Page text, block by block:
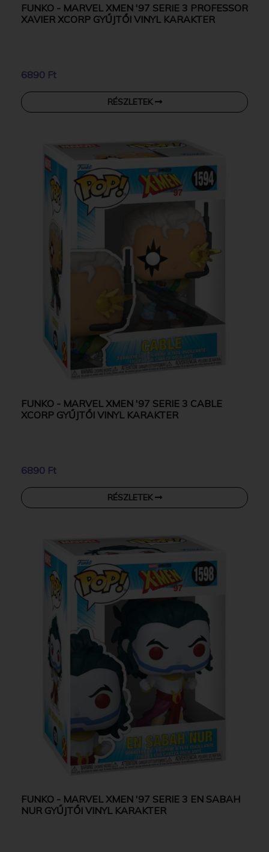
FUNKO - MARVEL XMEN '97 SERIE 3 PROFESSOR
XAVIER XCORP GYŰJTŐI VINYL KARAKTER
6890 Ft
RÉSZLETEK
FUNKO - MARVEL XMEN '97 SERIE 3 CABLE
XCORP GYŰJTŐI VINYL KARAKTER
6890 Ft
RÉSZLETEK
FUNKO - MARVEL XMEN '97 SERIE 3 EN SABAH
NUR GYŰJTŐI VINYL KARAKTER